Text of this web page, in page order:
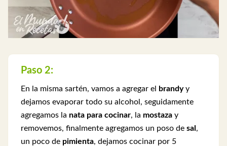
Paso 2:
En la misma sartén, vamos a agregar el brandyy
dejamos evaporar todo su alcohol, seguidamente
agregamos la nata para cocinar, la mostaza y
removemos, finalmente agregamos un poso de sal ,
un poco de pimienta, dejamos cocinar por 5